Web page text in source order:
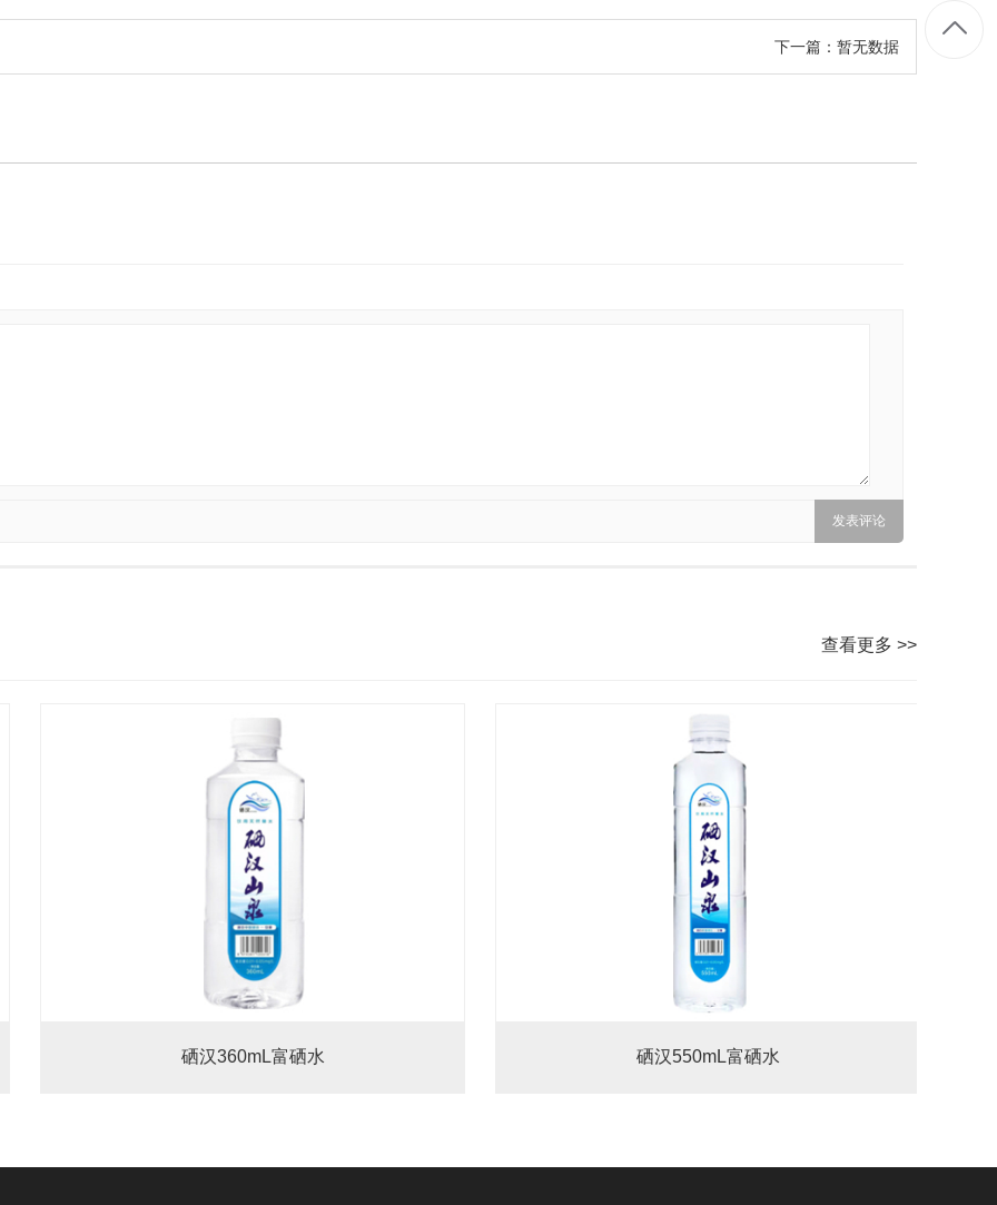
下一篇：暂无数据
查看更多 >>
硒汉360mL富硒水 硒汉550mL富硒水